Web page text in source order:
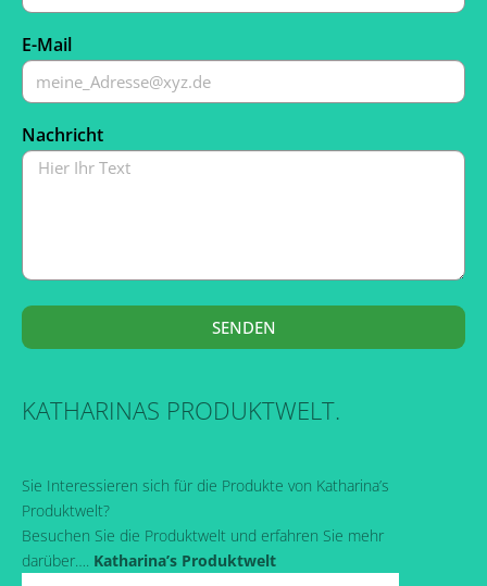
E-Mail
Nachricht
SENDEN
KATHARINAS PRODUKTWELT.
Sie Interessieren sich für die Produkte von Katharina’s
Produktwelt?
Besuchen Sie die Produktwelt und erfahren Sie mehr
darüber…. Katharina’s Produktwelt